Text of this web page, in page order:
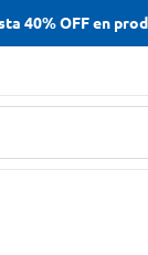
40% OFF en